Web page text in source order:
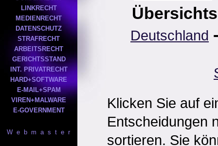
LINKRECHT
MEDIENRECHT
DATENSCHUTZ
STRAFRECHT
ARBEITSRECHT
GERICHTSSTAND
INT. PRIVATRECHT
HARD+SOFTWARE
E-MAIL+SPAM
VIREN+MALWARE
E-GOVERNMENT
W e b m a s t e r
Deutschland
Klicken Sie auf
Entscheidungen
sortieren. Sie